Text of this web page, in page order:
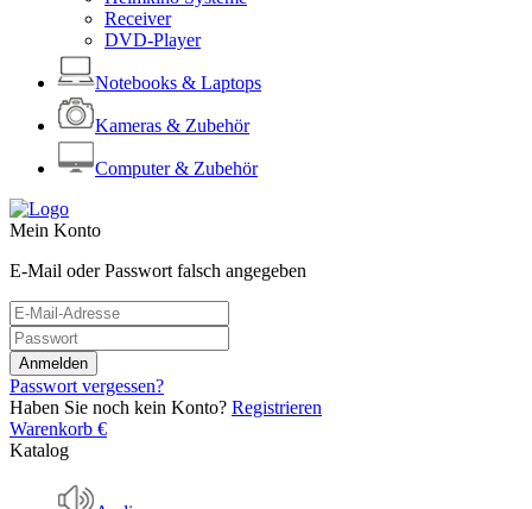
Receiver
DVD-Player
Notebooks & Laptops
Kameras & Zubehör
Computer & Zubehör
Mein Konto
E-Mail oder Passwort falsch angegeben
Passwort vergessen?
Haben Sie noch kein Konto? Registrieren
Warenkorb €
Katalog